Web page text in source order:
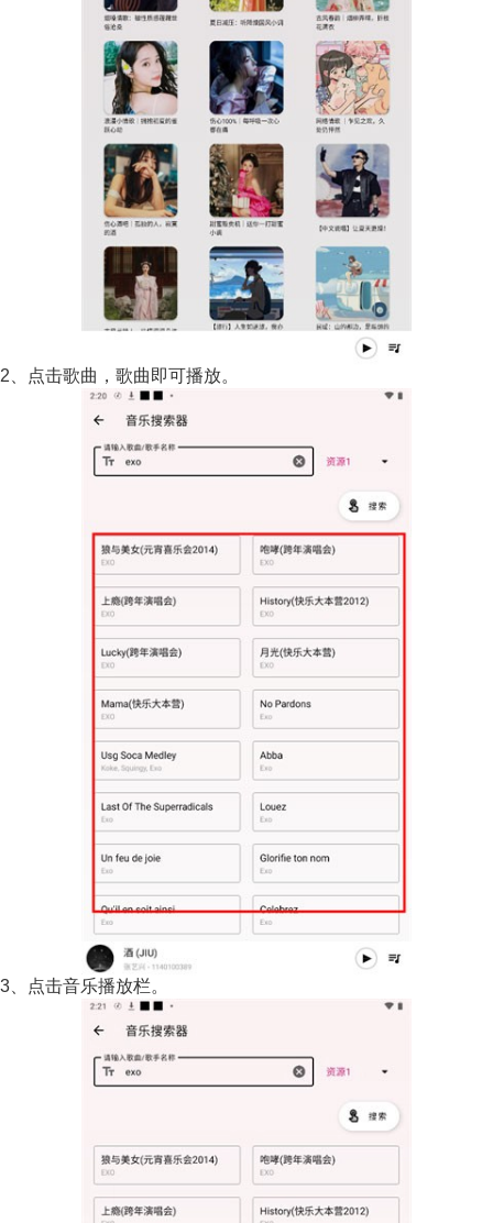
2、点击歌曲，歌曲即可播放。
3、点击音乐播放栏。